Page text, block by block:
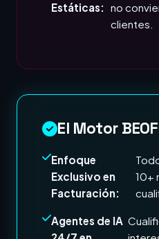
Estáticas: no
clientes.
El Motor
Enfoque
Exclusivo en
Facturación:
10+
Agentes de IA